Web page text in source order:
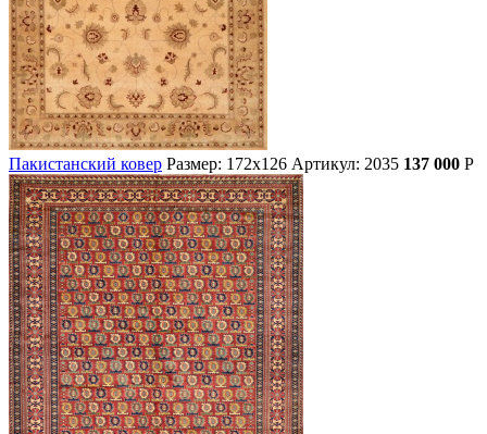
Пакистанский ковер Размер: 172х126 Артикул: 2035 137 000 Р